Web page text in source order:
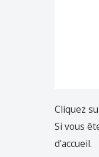
Cliquez
Si vous
d'accueil.